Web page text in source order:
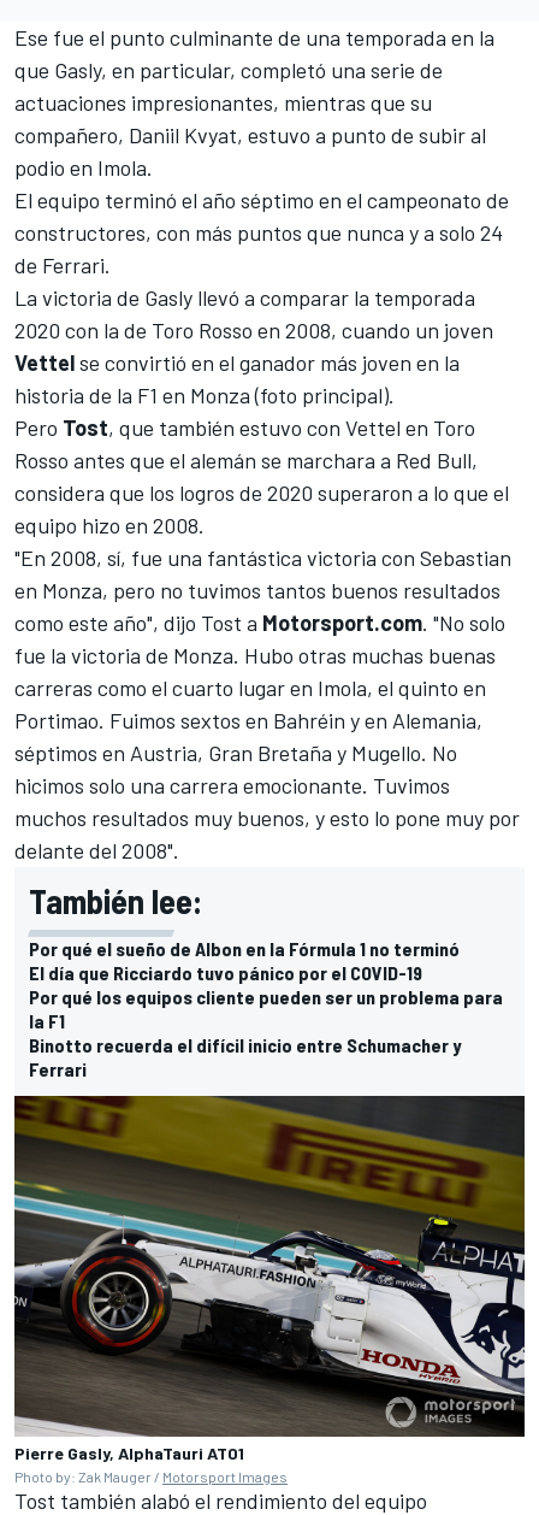
Ese fue el punto culminante de una temporada en la
que Gasly, en particular, completó una serie de
actuaciones impresionantes, mientras que su
compañero, Daniil Kvyat, estuvo a punto de subir al
podio en Imola.
El equipo terminó el año séptimo en el campeonato de
constructores, con más puntos que nunca y a solo 24
de Ferrari.
La victoria de Gasly llevó a comparar la temporada
2020 con la de Toro Rosso en 2008, cuando un joven
Vettelse convirtió en el ganador más joven en la
historia de la F1 en Monza (foto principal).
Pero Tost, que también estuvo con Vettel en Toro
Rosso antes que el alemán se marchara a Red Bull,
considera que los logros de 2020 superaron a lo que el
equipo hizo en 2008.
"En 2008, sí, fue una fantástica victoria con Sebastian
en Monza, pero no tuvimos tantos buenos resultados
como este año", dijo Tost a Motorsport.com. "No solo
fue la victoria de Monza. Hubo otras muchas buenas
carreras como el cuarto lugar en Imola, el quinto en
Portimao. Fuimos sextos en Bahréin y en Alemania,
séptimos en Austria, Gran Bretaña y Mugello. No
hicimos solo una carrera emocionante. Tuvimos
muchos resultados muy buenos, y esto lo pone muy por
delante del 2008".
También lee:
Por qué el sueño de Albon en la Fórmula 1 no terminó
El día que Ricciardo tuvo pánico por el COVID-19
Por qué los equipos cliente pueden ser un problema para
la F1
Binotto recuerda el difícil inicio entre Schumacher y
Ferrari
Pierre Gasly, AlphaTauri AT01
Photo by: Zak Mauger / Motorsport Images
Tost también alabó el rendimiento del equipo